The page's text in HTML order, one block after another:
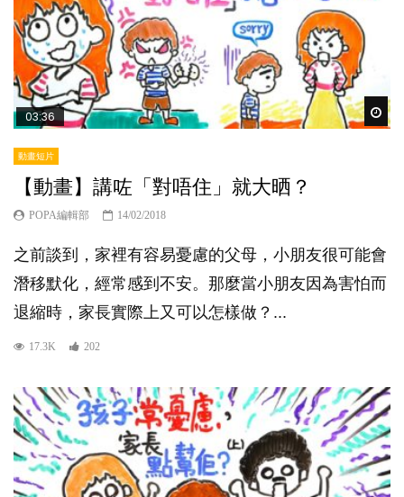
03:36
動畫短片
【動畫】講咗「對唔住」就大晒？
POPA編輯部 14/02/2018
之前談到，家裡有容易憂慮的父母，小朋友很可能會
潛移默化，經常感到不安。那麼當小朋友因為害怕而
退縮時，家長實際上又可以怎樣做？...
17.3K 202